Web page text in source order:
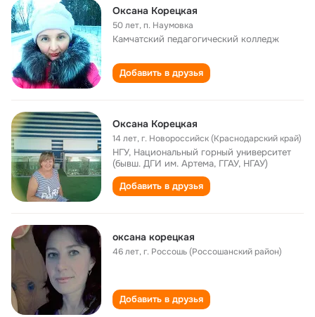
Оксана Корецкая
50 лет,п. Наумовка
Камчатский педагогический колледж
Добавить в друзья
Оксана Корецкая
14 лет,г. Новороссийск (Краснодарский край)
НГУ, Национальный горный университет
(бывш. ДГИ им. Артема, ГГАУ, НГАУ)
Добавить в друзья
оксана корецкая
46 лет,г. Россошь (Россошанский район)
Добавить в друзья